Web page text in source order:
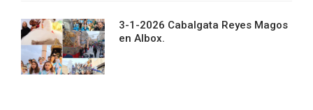
3-1-2026 Cabalgata Reyes Magos
en Albox.